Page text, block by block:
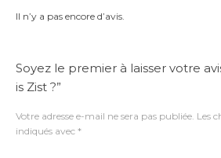
Il n’y a pas encore d’avis.
Soyez le premier à laisser votre
is Zist ?”
Votre adresse e-mail ne sera pas publiée. Les
indiqués avec *